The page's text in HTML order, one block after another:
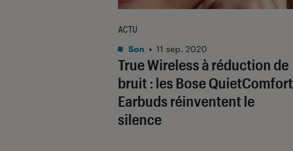
True Wireless à réduction de
bruit : les Bose QuietComfort
Earbuds réinventent le
silence
ACTU
Son • 11 sep. 2020